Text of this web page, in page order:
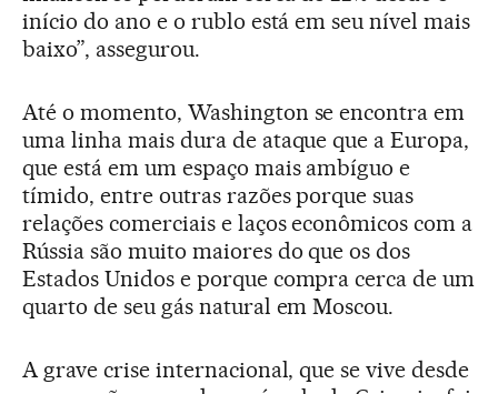
início do ano e o rublo está em seu nível mais
baixo”, assegurou.
Até o momento, Washington se encontra em
uma linha mais dura de ataque que a Europa,
que está em um espaço mais ambíguo e
tímido, entre outras razões porque suas
relações comerciais e laços econômicos com a
Rússia são muito maiores do que os dos
Estados Unidos e porque compra cerca de um
quarto de seu gás natural em Moscou.
A grave crise internacional, que se vive desde